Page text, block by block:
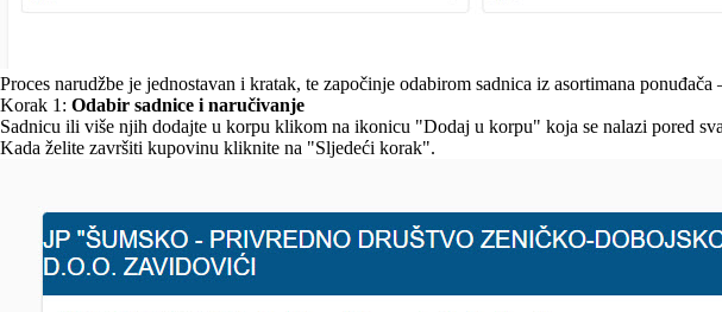
Proces narudžbe je jednostavan i kratak, te započinje odabirom sadnica iz asortimana
Korak 1: Odabir sadnice i naručivanje
Sadnicu ili više njih dodajte u korpu klikom na ikonicu "Dodaj u korpu" koja se nalazi pored
Kada želite završiti kupovinu kliknite na "Sljedeći korak".